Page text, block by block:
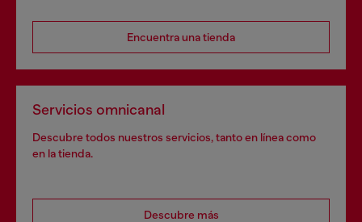
Encuentra una tienda
Servicios omnicanal
Descubre todos nuestros servicios, tanto en línea como
en la tienda.
Descubre más